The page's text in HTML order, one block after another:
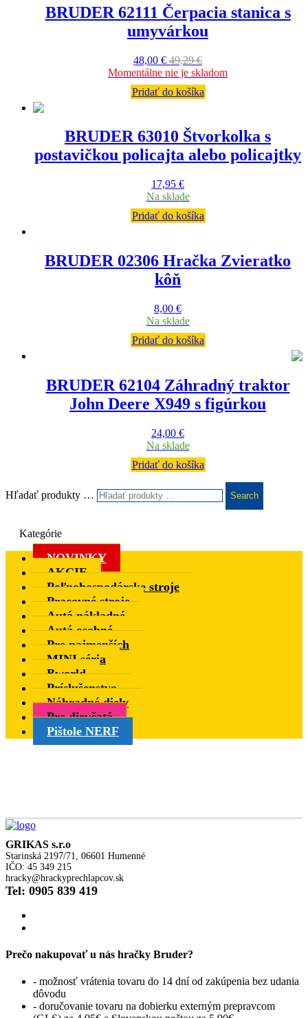
BRUDER 62111 Čerpacia stanica s
umyvárkou
48,00 € 49,29€
Momentálne nie je skladom
Pridať do košíka
BRUDER 63010 Štvorkolka s
postavičkou policajta alebo policajtky
17,95 €
Na sklade
Pridať do košíka
BRUDER 02306 Hračka Zvieratko
kôň
8,00 €
Na sklade
Pridať do košíka
BRUDER 62104 Záhradný traktor
John Deere X949 s figúrkou
24,00 €
Na sklade
Pridať do košíka
Hľadať produkty … Search
Kategórie
NOVINKY
AKCIE
Poľnohospodárske stroje
Pracovné stroje
Autá nákladné
Autá osobné
Pre najmenších
MINI séria
Bworld
Príslušenstvo
Náhradné diely
Pre dievčatá
Pištole NERF
GRIKAS s.r.o
Starinská 2197/71, 06601 Humenné
IČO: 45 349 215
hracky@hrackyprechlapcov.sk
Tel: 0905 839 419
Prečo nakupovať u nás hračky Bruder?
- možnosť vrátenia tovaru do 14 dní od zakúpenia bez udania
dôvodu
- doručovanie tovaru na dobierku externým prepravcom